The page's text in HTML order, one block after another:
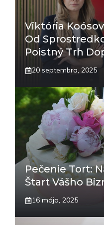
Viktória
Od
Poistný Trh
20 septembra, 2025
Pečenie Tort:
Štart Vášho
16 mája, 2025